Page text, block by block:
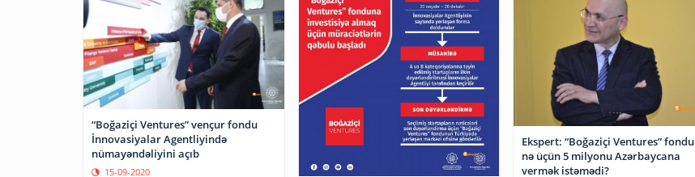
“Boğaziçi Ventures” vençur fondu
İnnovasiyalar Agentliyində
nümayəndəliyini açıb
15-09-2020
Ekspert: “Boğaziçi Ventures” fondu
nə üçün 5 milyonu Azərbaycana
vermək istəmədi?